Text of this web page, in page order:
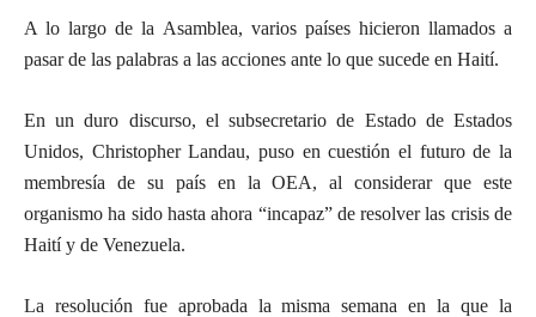
A lo largo de la Asamblea, varios países hicieron llamados a
pasar de las palabras a las acciones ante lo que sucede en Haití.
En un duro discurso, el subsecretario de Estado de Estados
Unidos, Christopher Landau, puso en cuestión el futuro de la
membresía de su país en la OEA, al considerar que este
organismo ha sido hasta ahora “incapaz” de resolver las crisis de
Haití y de Venezuela.
La resolución fue aprobada la misma semana en la que la